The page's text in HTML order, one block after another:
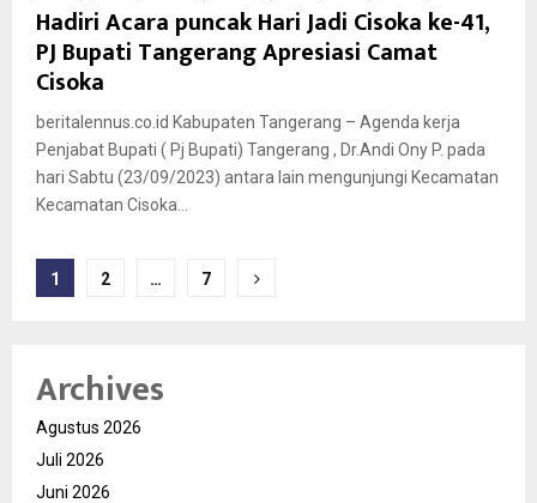
Hadiri Acara puncak Hari Jadi Cisoka ke-41,
PJ Bupati Tangerang Apresiasi Camat
Cisoka
beritalennus.co.id Kabupaten Tangerang – Agenda kerja
Penjabat Bupati ( Pj Bupati) Tangerang , Dr.Andi Ony P. pada
hari Sabtu (23/09/2023) antara lain mengunjungi Kecamatan
Kecamatan Cisoka...
Paginasi
1 2 … 7
Archives
Agustus 2026
Juli 2026
Juni 2026